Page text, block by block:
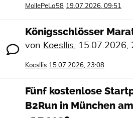
MollePeLa58 19.07.2026, 09:51
Königsschlösser
von Koesllis, 15.07.2026,
Koesllis 15.07.2026, 23:08
Fünf kostenlose
B2Run in München